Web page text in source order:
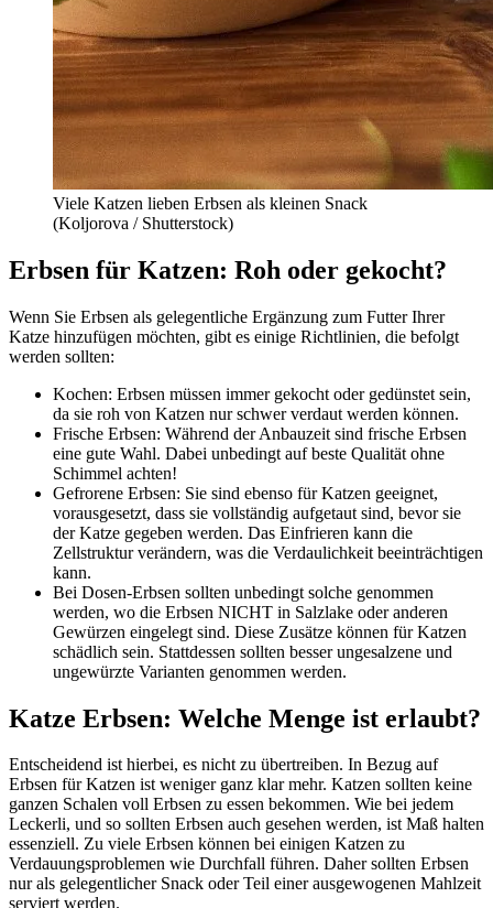
Viele Katzen lieben Erbsen als kleinen Snack
(Koljorova / Shutterstock)
Erbsen für Katzen: Roh oder gekocht?
Wenn Sie Erbsen als gelegentliche Ergänzung zum Futter Ihrer
Katze hinzufügen möchten, gibt es einige Richtlinien, die befolgt
werden sollten:
Kochen: Erbsen müssen immer gekocht oder gedünstet sein,
da sie roh von Katzen nur schwer verdaut werden können.
Frische Erbsen: Während der Anbauzeit sind frische Erbsen
eine gute Wahl. Dabei unbedingt auf beste Qualität ohne
Schimmel achten!
Gefrorene Erbsen: Sie sind ebenso für Katzen geeignet,
vorausgesetzt, dass sie vollständig aufgetaut sind, bevor sie
der Katze gegeben werden. Das Einfrieren kann die
Zellstruktur verändern, was die Verdaulichkeit beeinträchtigen
kann.
Bei Dosen-Erbsen sollten unbedingt solche genommen
werden, wo die Erbsen NICHT in Salzlake oder anderen
Gewürzen eingelegt sind. Diese Zusätze können für Katzen
schädlich sein. Stattdessen sollten besser ungesalzene und
ungewürzte Varianten genommen werden.
Katze Erbsen: Welche Menge ist erlaubt?
Entscheidend ist hierbei, es nicht zu übertreiben. In Bezug auf
Erbsen für Katzen ist weniger ganz klar mehr. Katzen sollten keine
ganzen Schalen voll Erbsen zu essen bekommen. Wie bei jedem
Leckerli, und so sollten Erbsen auch gesehen werden, ist Maß halten
essenziell. Zu viele Erbsen können bei einigen Katzen zu
Verdauungsproblemen wie Durchfall führen. Daher sollten Erbsen
nur als gelegentlicher Snack oder Teil einer ausgewogenen Mahlzeit
serviert werden.